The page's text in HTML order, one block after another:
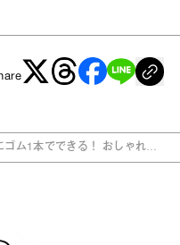
ゴム1本でできる！ おしゃれな